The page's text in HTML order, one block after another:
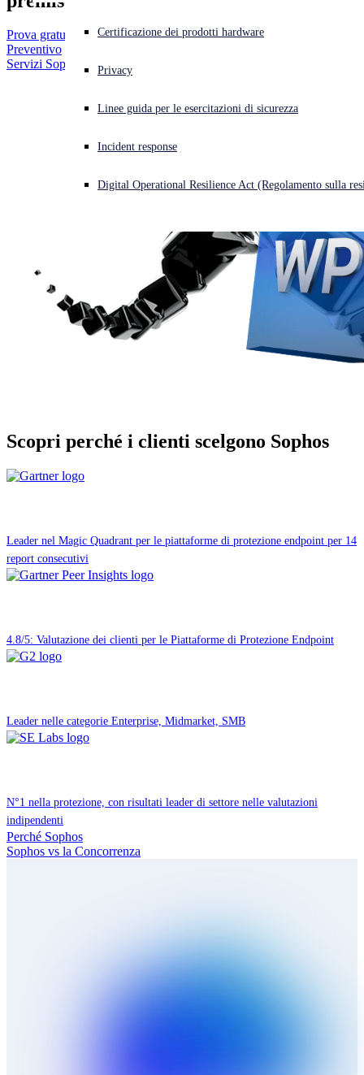
Cyberattacco in corso? Ottieni assistenza immediata
Accedi
Open language switcher
Certificazione dei prodotti hardware
Privacy
Linee guida per le esercitazioni di sicurezza
Incident response
Digital Operational Resilience Act (Regolamento sulla
Preventivo
Prova gratuita
Preventivo
Servizi Sophos MDR
Scopri perché i clienti scelgono Sophos
Leader nel Magic Quadrant per le piattaforme di protezione endpoint per 14
report consecutivi
4.8/5: Valutazione dei clienti per le Piattaforme di Protezione Endpoint
Leader nelle categorie Enterprise, Midmarket, SMB
N°1 nella protezione, con risultati leader di settore nelle valutazioni
indipendenti
Perché Sophos
Sophos vs la Concorrenza